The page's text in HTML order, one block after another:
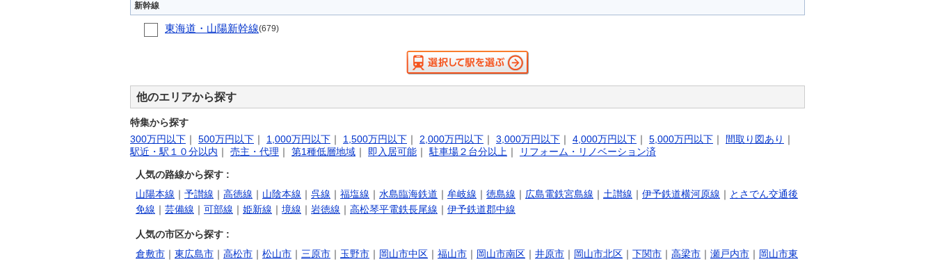
新幹線
東海道・山陽新幹線(679)
他のエリアから探す
特集から探す
300万円以下 ｜ 500万円以下 ｜ 1,000万円以下 ｜ 1,500万円以下 ｜ 2,000万円以下 ｜ 3,000万円以下 ｜ 4,000万円以下 ｜ 5,000万円以下 ｜ 間取り図あり ｜
駅近・駅１０分以内 ｜ 売主・代理 ｜ 第1種低層地域 ｜ 即入居可能 ｜ 駐車場２台分以上 ｜ リフォーム・リノベーション済
人気の路線から探す :
山陽本線 ｜ 予讃線 ｜ 高徳線 ｜ 山陰本線 ｜ 呉線 ｜ 福塩線 ｜ 水島臨海鉄道 ｜ 牟岐線 ｜ 徳島線 ｜ 広島電鉄宮島線 ｜ 土讃線 ｜ 伊予鉄道横河原線 ｜ とさでん交通後
免線 ｜ 芸備線 ｜ 可部線 ｜ 姫新線 ｜ 境線 ｜ 岩徳線 ｜ 高松琴平電鉄長尾線 ｜ 伊予鉄道郡中線
人気の市区から探す :
倉敷市 ｜ 東広島市 ｜ 高松市 ｜ 松山市 ｜ 三原市 ｜ 玉野市 ｜ 岡山市中区 ｜ 福山市 ｜ 岡山市南区 ｜ 井原市 ｜ 岡山市北区 ｜ 下関市 ｜ 高梁市 ｜ 瀬戸内市 ｜ 岡山市東